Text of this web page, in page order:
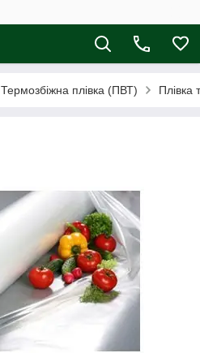
Термозбіжна плівка (ПВТ) Плівка